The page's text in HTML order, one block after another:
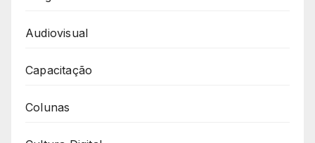
Audiovisual
Capacitação
Colunas